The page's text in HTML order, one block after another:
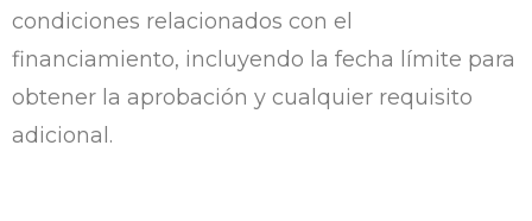
condiciones relacionados con el
financiamiento, incluyendo la fecha límite para
obtener la aprobación y cualquier requisito
adicional.